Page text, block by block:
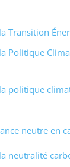
Transition
Politique
politique
neutre en
neutralité